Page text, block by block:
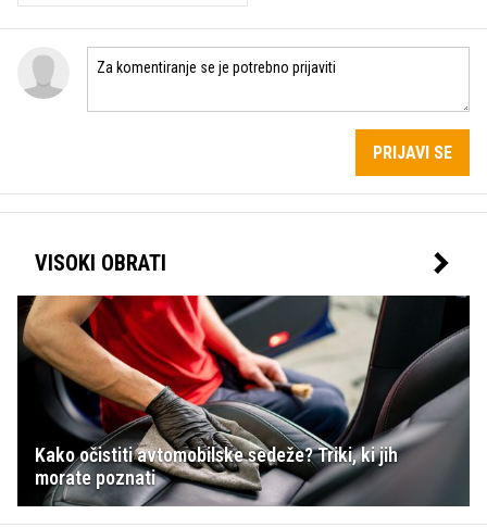
PRIJAVI SE
VISOKI OBRATI
Kako očistiti avtomobilske sedeže? Triki, ki jih
morate poznati